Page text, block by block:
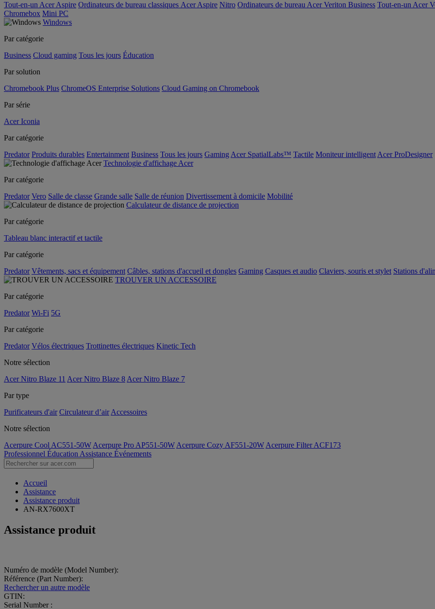
Tout-en-un Acer Aspire Ordinateurs de bureau classiques Acer Aspire Nitro Ordinateurs de bureau Acer Veriton Business Tout-en-un Acer
Chromebox Mini PC
Windows
Par catégorie
Business Cloud gaming Tous les jours Éducation
Par solution
Chromebook Plus ChromeOS Enterprise Solutions Cloud Gaming on Chromebook
Par série
Acer Iconia
Par catégorie
Predator Produits durables Entertainment Business Tous les jours Gaming Acer SpatialLabs™ Tactile Moniteur intelligent Acer ProDesigner
Technologie d'affichage Acer
Par catégorie
Predator Vero Salle de classe Grande salle Salle de réunion Divertissement à domicile Mobilité
Calculateur de distance de projection
Par catégorie
Tableau blanc interactif et tactile
Par catégorie
Predator Vêtements, sacs et équipement Câbles, stations d'accueil et dongles Gaming Casques et audio Claviers, souris et stylet Stations
TROUVER UN ACCESSOIRE
Par catégorie
Predator Wi-Fi 5G
Par catégorie
Predator Vélos électriques Trottinettes électriques Kinetic Tech
Notre sélection
Acer Nitro Blaze 11 Acer Nitro Blaze 8 Acer Nitro Blaze 7
Par type
Purificateurs d'air Circulateur d’air Accessoires
Notre sélection
Acerpure Cool AC551-50W Acerpure Pro AP551-50W Acerpure Cozy AF551-20W Acerpure Filter ACF173
Professionnel Éducation Assistance Événements
Accueil
Assistance
Assistance produit
AN-RX7600XT
Assistance produit
Numéro de modèle (Model Number):
Référence (Part Number):
Rechercher un autre modèle
GTIN:
Serial Number :